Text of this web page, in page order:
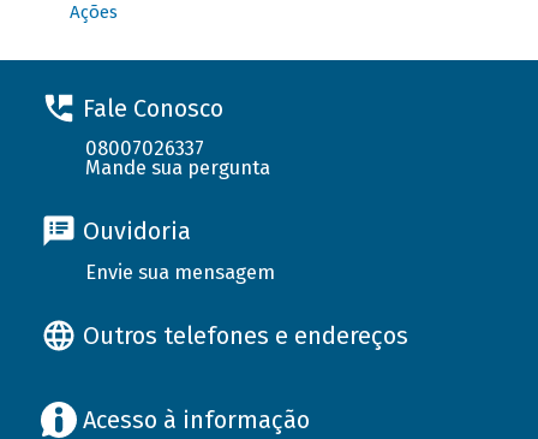
Ações
Fale Conosco
08007026337
Mande sua pergunta
Ouvidoria
Envie sua mensagem
Outros telefones e endereços
Acesso à informação